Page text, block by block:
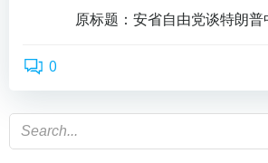
原标题：安省自由党谈特朗
0